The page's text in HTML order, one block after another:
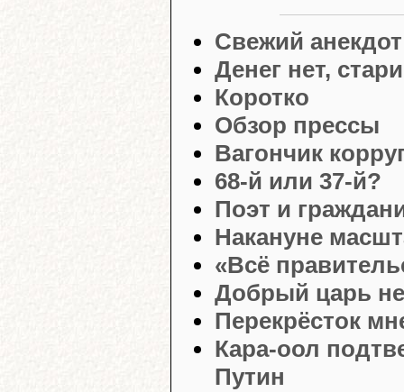
Свежий анекдот
Денег нет,
Коротко
Обзор прессы
Вагончик
68-й или 37-й?
Поэт и
Накануне
«Всё
Добрый царь
Перекрёсток
Кара-оол
Путин